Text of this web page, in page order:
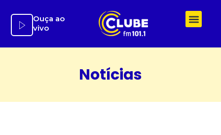
para
Ouça ao
vivo
Notícias